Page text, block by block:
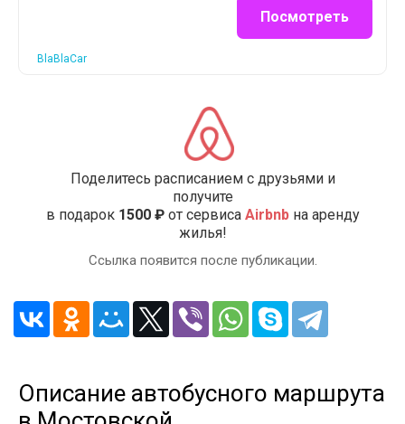
Посмотреть
BlaBlaCar
Поделитесь расписанием с друзьями и
получите
в подарок 1500 ₽от сервиса Airbnbна аренду
жилья!
Ссылка появится после публикации.
Описание автобусного маршрута